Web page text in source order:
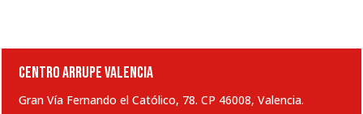
CENTRO ARRUPE VALENCIA
Gran Vía Fernando el Católico, 78. CP 46008, Valencia.